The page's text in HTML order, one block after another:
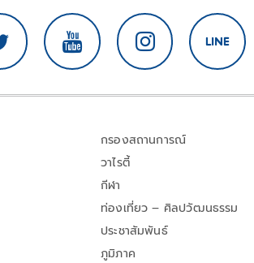
กรองสถานการณ์
วาไรตี้
กีฬา
ท่องเที่ยว – ศิลปวัฒนธรรม
ประชาสัมพันธ์
ภูมิภาค